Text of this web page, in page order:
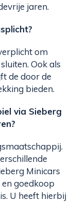
jaren.
om
Ook als
de door de
bieden.
via Sieberg
Minicars
goedkoop
U heeft hierbij